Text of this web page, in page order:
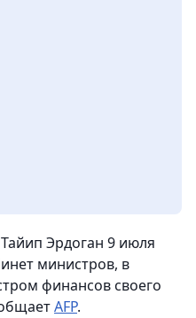
Эрдоган 9 июля
министров, в
финансов своего
AFP.